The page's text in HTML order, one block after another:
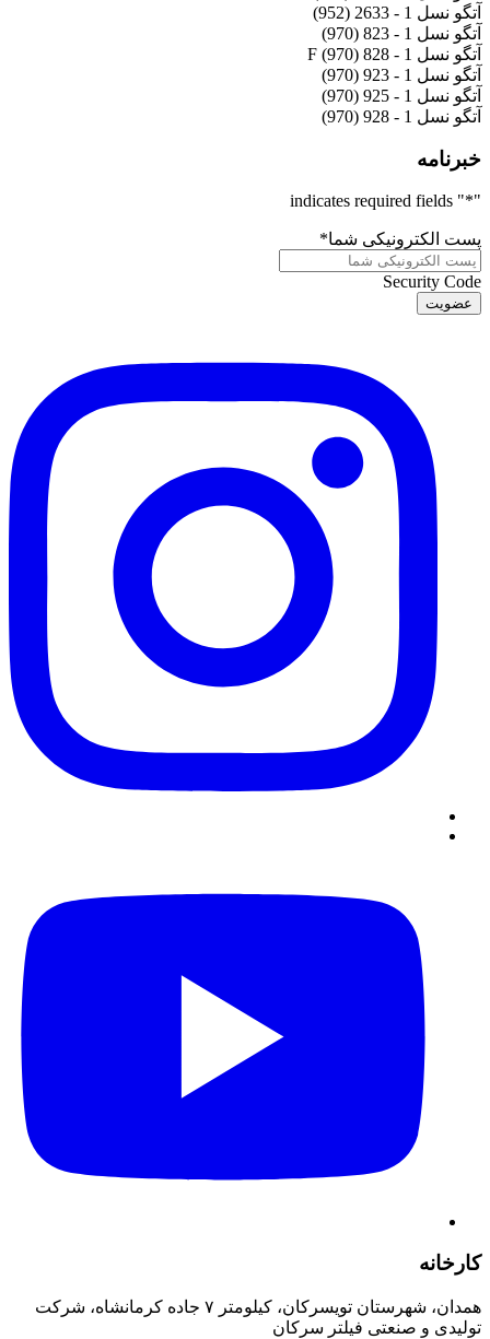
آتگو نسل 1 - 2633 (952)
آتگو نسل 1 - 823 (970)
آتگو نسل 1 - 828 F (970)
آتگو نسل 1 - 923 (970)
آتگو نسل 1 - 925 (970)
آتگو نسل 1 - 928 (970)
خبرنامه
"
*
" indicates required fields
پست الکترونیکی شما*
Security Code
کارخانه
همدان، شهرستان تویسرکان، کیلومتر ۷ جاده کرمانشاه، شرکت
تولیدی و صنعتی فیلتر سرکان